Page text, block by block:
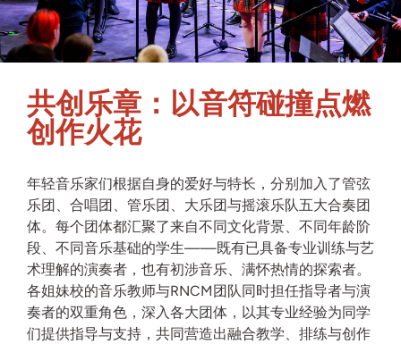
共创乐章：以音符碰撞点燃
创作火花
年轻音乐家们根据自身的爱好与特长，分别加入了管弦
乐团、合唱团、管乐团、大乐团与摇滚乐队五大合奏团
体。每个团体都汇聚了来自不同文化背景、不同年龄阶
段、不同音乐基础的学生——既有已具备专业训练与艺
术理解的演奏者，也有初涉音乐、满怀热情的探索者。
各姐妹校的音乐教师与RNCM团队同时担任指导者与演
奏者的双重角色，深入各大团体，以其专业经验为同学
们提供指导与支持，共同营造出融合教学、排练与创作